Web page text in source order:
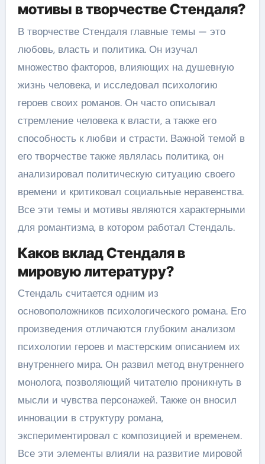
мотивы в творчестве Стендаля?
В творчестве Стендаля главные темы — это
любовь, власть и политика. Он изучал
множество факторов, влияющих на душевную
жизнь человека, и исследовал психологию
героев своих романов. Он часто описывал
стремление человека к власти, а также его
способность к любви и страсти. Важной темой в
его творчестве также являлась политика, он
анализировал политическую ситуацию своего
времени и критиковал социальные неравенства.
Все эти темы и мотивы являются характерными
для романтизма, в котором работал Стендаль.
Каков вклад Стендаля в
мировую литературу?
Стендаль считается одним из
основоположников психологического романа. Его
произведения отличаются глубоким анализом
психологии героев и мастерским описанием их
внутреннего мира. Он развил метод внутреннего
монолога, позволяющий читателю проникнуть в
мысли и чувства персонажей. Также он вносил
инновации в структуру романа,
экспериментировал с композицией и временем.
Все эти элементы влияли на развитие мировой